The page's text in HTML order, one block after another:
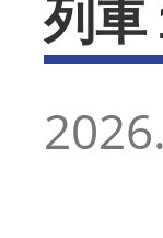
列車